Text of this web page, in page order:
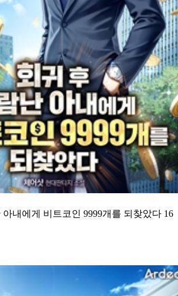
내에게 비트코인 9999개를 되찾았다 16